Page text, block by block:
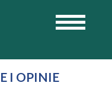
I OPINIE